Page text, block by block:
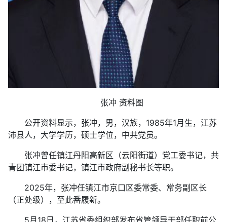
张冲 资料图
公开资料显示，张冲，男，汉族，1985年1月生，江苏
沛县人，大学学历，硕士学位，中共党员。
张冲曾任镇江丹阳高新区（云阳街道）党工委书记，共
青团镇江市委书记，镇江市政府副秘书长等职。
2025年，张冲任镇江市京口区委常委、常务副区长
（正处级），至此番履新。
5月18日，江苏省委组织部发布省管领导干部任职前公